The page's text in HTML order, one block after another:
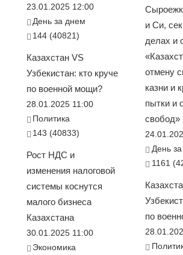
23.01.2025 12:00
День за днем
144 (40821)
Казахстан VS
Узбекистан: кто круче
по военной мощи?
28.01.2025 11:00
Политика
143 (40833)
Рост НДС и
изменения налоговой
системы коснутся
малого бизнеса
Казахстана
30.01.2025 11:00
Экономика
и Си,
делах и
отмену
казни и
пытки и
свобод»
День
1161
по